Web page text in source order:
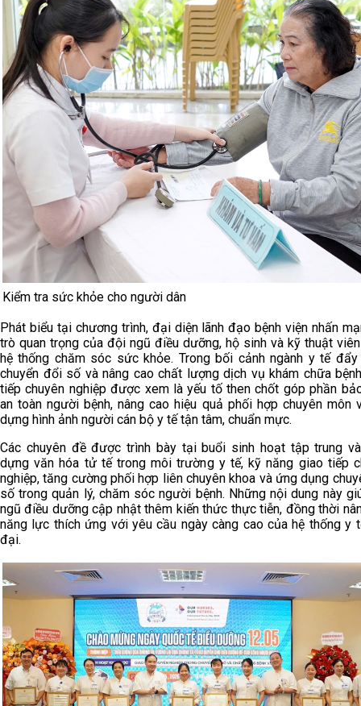
Kiểm tra sức khỏe cho người dân
Phát biểu tại chương trình, đại diện lãnh đạo bệnh viện nhấn
trò quan trọng của đội ngũ điều dưỡng, hộ sinh và kỹ thuật
hệ thống chăm sóc sức khỏe. Trong bối cảnh ngành y tế đẩy
chuyển đổi số và nâng cao chất lượng dịch vụ khám chữa
tiếp chuyên nghiệp được xem là yếu tố then chốt góp phần
an toàn người bệnh, nâng cao hiệu quả phối hợp chuyên môn
dựng hình ảnh người cán bộ y tế tận tâm, chuẩn mực.
Các chuyên đề được trình bày tại buổi sinh hoạt tập trung
dựng văn hóa tử tế trong môi trường y tế, kỹ năng giao tiếp
nghiệp, tăng cường phối hợp liên chuyên khoa và ứng dụng
số trong quản lý, chăm sóc người bệnh. Những nội dung này
ngũ điều dưỡng cập nhật thêm kiến thức thực tiễn, đồng thời
năng lực thích ứng với yêu cầu ngày càng cao của hệ thống y
đại.